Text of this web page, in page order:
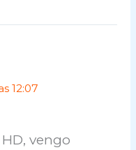
12:07
vengo